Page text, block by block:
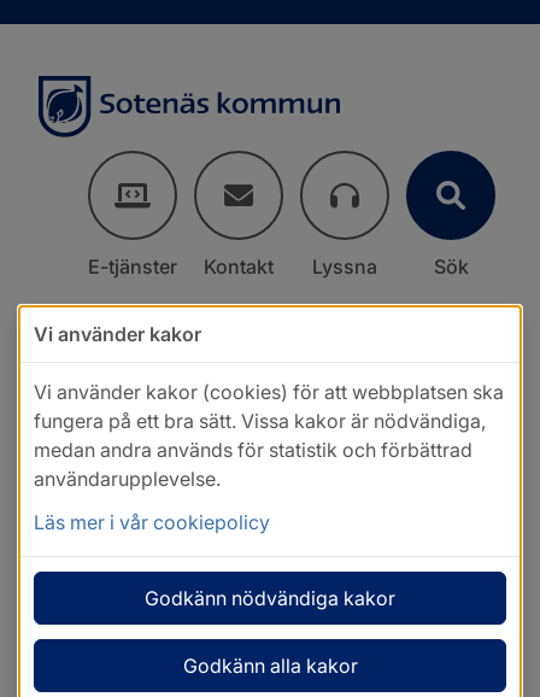
E-tjänster Kontakt Lyssna Sök
Vi använder kakor
Vi använder kakor (cookies) för att webbplatsen ska
fungera på ett bra sätt. Vissa kakor är nödvändiga,
medan andra används för statistik och förbättrad
användarupplevelse.
Läs mer i vår cookiepolicy
Godkänn nödvändiga kakor
Godkänn alla kakor